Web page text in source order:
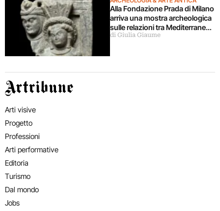
Alla Fondazione Prada di Milano
arriva una mostra archeologica
sulle relazioni tra Mediterraneo
e Asia
di Giulia Giaume
Artribune
Arti visive
Progetto
Professioni
Arti performative
Editoria
Turismo
Dal mondo
Jobs